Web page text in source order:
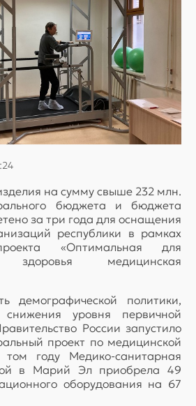
на сумму свыше 232 млн.
бюджета и бюджета
за три года для оснащения
республики в рамках
«Оптимальная для
здоровья медицинская
демографической политики,
уровня первичной
России запустило
проект по медицинской
году Медико-санитарная
в Марий Эл приобрела 49
оборудования на 67